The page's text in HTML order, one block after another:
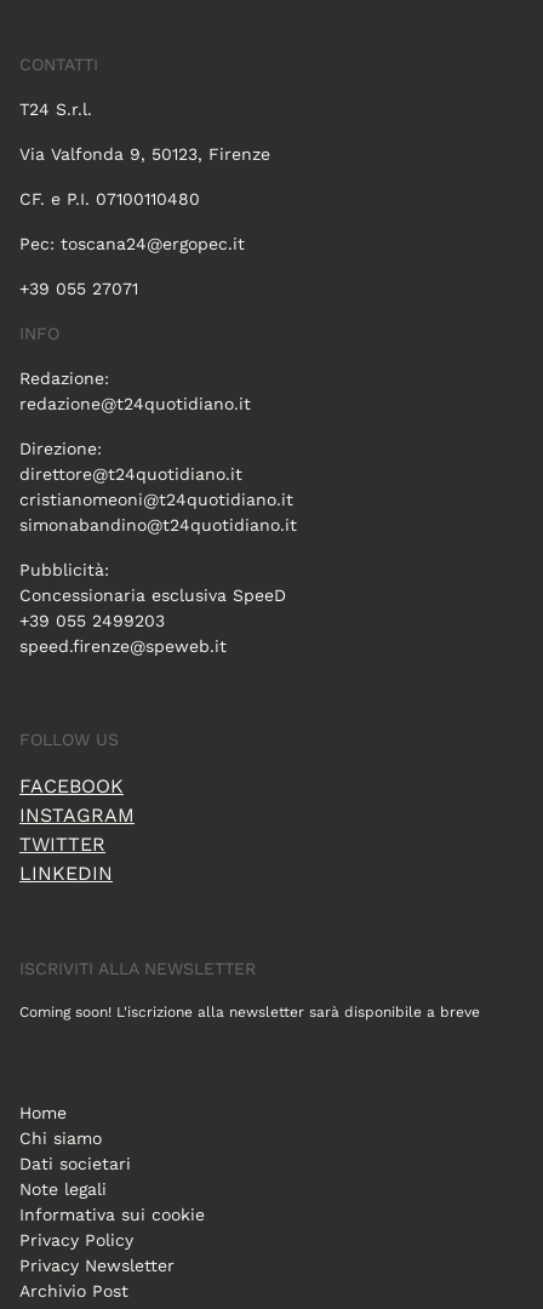
CONTATTI
T24 S.r.l.
Via Valfonda 9, 50123, Firenze
CF. e P.I. 07100110480
Pec: toscana24@ergopec.it
+39 055 27071
INFO
Redazione:
redazione@t24quotidiano.it
Direzione:
direttore@t24quotidiano.it
cristianomeoni@t24quotidiano.it
simonabandino@t24quotidiano.it
Pubblicità:
Concessionaria esclusiva SpeeD
+39 055 2499203
speed.firenze@speweb.it
FOLLOW US
FACEBOOK
INSTAGRAM
TWITTER
LINKEDIN
ISCRIVITI ALLA NEWSLETTER
Coming soon! L'iscrizione alla newsletter sarà disponibile a breve
Home
Chi siamo
Dati societari
Note legali
Informativa sui cookie
Privacy Policy
Privacy Newsletter
Archivio Post